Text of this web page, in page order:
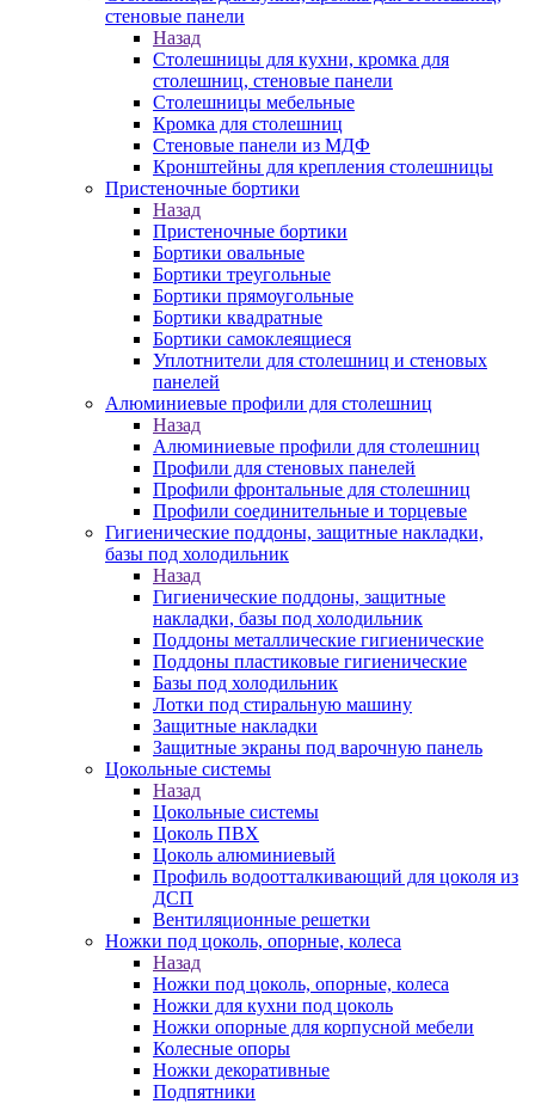
стеновые панели
Назад
Столешницы для кухни, кромка для
столешниц, стеновые панели
Столешницы мебельные
Кромка для столешниц
Стеновые панели из МДФ
Кронштейны для крепления столешницы
Пристеночные бортики
Назад
Пристеночные бортики
Бортики овальные
Бортики треугольные
Бортики прямоугольные
Бортики квадратные
Бортики самоклеящиеся
Уплотнители для столешниц и стеновых
панелей
Алюминиевые профили для столешниц
Назад
Алюминиевые профили для столешниц
Профили для стеновых панелей
Профили фронтальные для столешниц
Профили соединительные и торцевые
Гигиенические поддоны, защитные накладки,
базы под холодильник
Назад
Гигиенические поддоны, защитные
накладки, базы под холодильник
Поддоны металлические гигиенические
Поддоны пластиковые гигиенические
Базы под холодильник
Лотки под стиральную машину
Защитные накладки
Защитные экраны под варочную панель
Цокольные системы
Назад
Цокольные системы
Цоколь ПВХ
Цоколь алюминиевый
Профиль водоотталкивающий для цоколя из
ДСП
Вентиляционные решетки
Ножки под цоколь, опорные, колеса
Назад
Ножки под цоколь, опорные, колеса
Ножки для кухни под цоколь
Ножки опорные для корпусной мебели
Колесные опоры
Ножки декоративные
Подпятники